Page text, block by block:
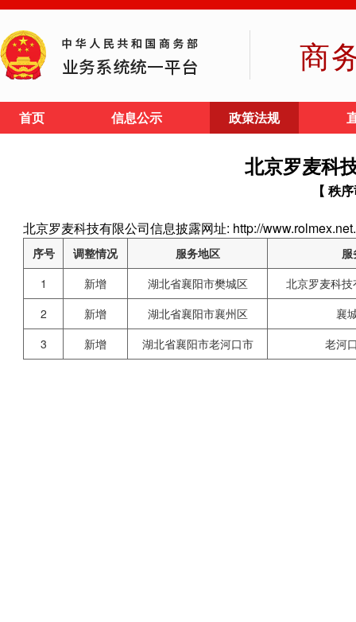
商
首页 信息公示 政策法规
北京罗麦科
【 秩
北京罗麦科技有限公司信息披露网址: http://
序号 调整情况 服务地区
1
新增 湖北省襄阳市樊城区
北京罗麦科
2
新增 湖北省襄阳市襄州区
襄
3
新增 湖北省襄阳市老河口市 老河